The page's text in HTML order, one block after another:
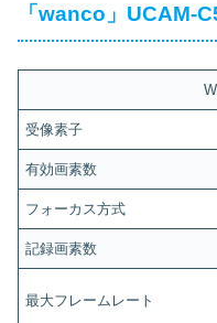
「wanco」UCAM-
受像素子
有効画素数
フォーカス方式
記録画素数
最大フレームレート